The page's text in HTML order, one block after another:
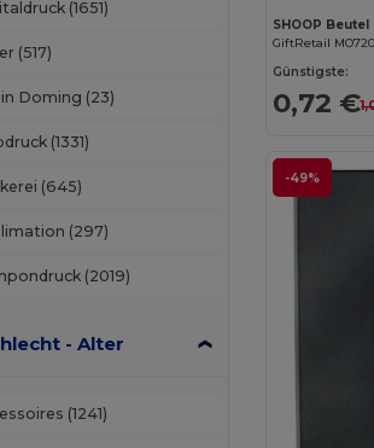
(1651)
(517)
Doming (23)
(1331)
(645)
(297)
(2019)
- Alter
(1241)
SHOOP
GiftRetail
Günstigste:
0,72 €
-49%